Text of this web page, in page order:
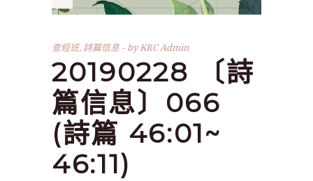
查經班, 詩篇信息 byKRC Admin
20190228 〔詩
篇信息〕066
(詩篇 46:01~
46:11)